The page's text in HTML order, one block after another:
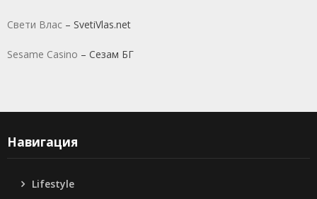
Свети Влас – SvetiVlas.net
Sesame Casino – Сезам БГ
Навигация
Lifestyle